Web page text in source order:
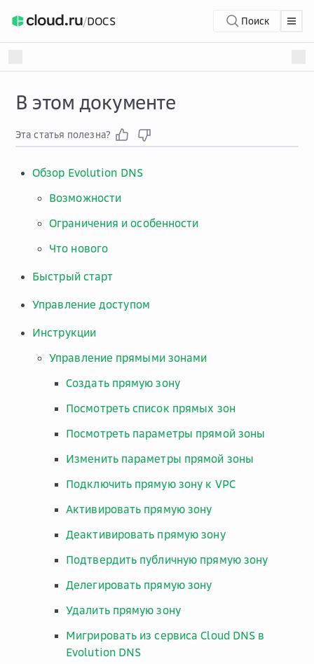
/DOCS Поиск
В этом документе
Эта статья полезна?
Обзор Evolution DNS
Возможности
Ограничения и особенности
Что нового
Быстрый старт
Управление доступом
Инструкции
Управление прямыми зонами
Создать прямую зону
Посмотреть список прямых зон
Посмотреть параметры прямой зоны
Изменить параметры прямой зоны
Подключить прямую зону к VPC
Активировать прямую зону
Деактивировать прямую зону
Подтвердить публичную прямую зону
Делегировать прямую зону
Удалить прямую зону
Мигрировать из сервиса Cloud DNS в
Evolution DNS